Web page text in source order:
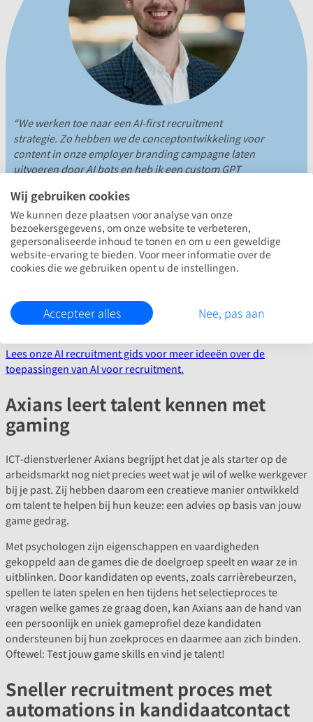
“We werken toe naar een AI-first recruitment
strategie. Zo hebben we de conceptontwikkeling voor
content in onze employer branding campagne laten
uitvoeren door AI bots en heb ik een custom GPT
kunnen maken met heel specifieke informatie.”
Friso Visser, Lead Recruitment Marketeer Benelux bij
Wortell
Lees onze AI recruitment gids voor meer ideeën over de
toepassingen van AI voor recruitment.
Axians leert talent kennen met
gaming
ICT-dienstverlener Axians begrijpt het dat je als starter op de
arbeidsmarkt nog niet precies weet wat je wil of welke werkgever
bij je past. Zij hebben daarom een creatieve manier ontwikkeld
om talent te helpen bij hun keuze: een advies op basis van jouw
game gedrag.
Met psychologen zijn eigenschappen en vaardigheden
gekoppeld aan de games die de doelgroep speelt en waar ze in
uitblinken. Door kandidaten op events, zoals carrièrebeurzen,
spellen te laten spelen en hen tijdens het selectieproces te
vragen welke games ze graag doen, kan Axians aan de hand van
een persoonlijk en uniek gameprofiel deze kandidaten
ondersteunen bij hun zoekproces en daarmee aan zich binden.
Oftewel: Test jouw game skills en vind je talent!
Sneller recruitment proces met
automations in kandidaatcontact
Wij gebruiken cookies
We kunnen deze plaatsen voor analyse van onze
bezoekersgegevens, om onze website te verbeteren,
gepersonaliseerde inhoud te tonen en om u een geweldige
website-ervaring te bieden. Voor meer informatie over de
cookies die we gebruiken opent u de instellingen.
Accepteer alles Nee, pas aan